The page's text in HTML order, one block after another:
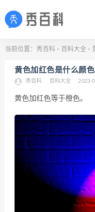
当前位置： 秀百科 > 百科大全 >
黄色加红色是什么颜色
秀百科 百科大全 2023-
黄色加红色等于橙色。